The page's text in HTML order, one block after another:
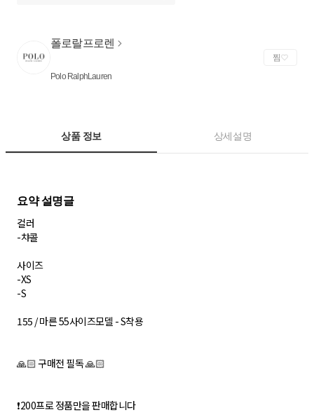
폴로랄프로렌
Polo RalphLauren
찜
상품 정보 상세설명
요약 설명글
컬러
-챠콜
사이즈
-XS
-S
155 / 마른 55사이즈모델 - S착용
🙏🏻 구매전 필독 🙏🏻
❗️200프로 정품만을 판매합니다